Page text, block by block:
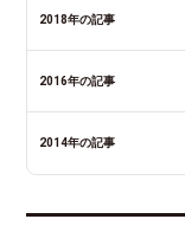
2018年の記事
2016年の記事
2014年の記事